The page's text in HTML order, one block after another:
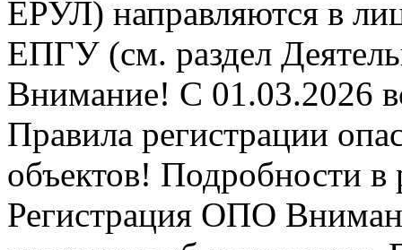
ЕРУЛ) направляются в
ЕПГУ (см. раздел
Внимание! С 01.03.2026
Правила регистрации
объектов! Подробности в
Регистрация ОПО